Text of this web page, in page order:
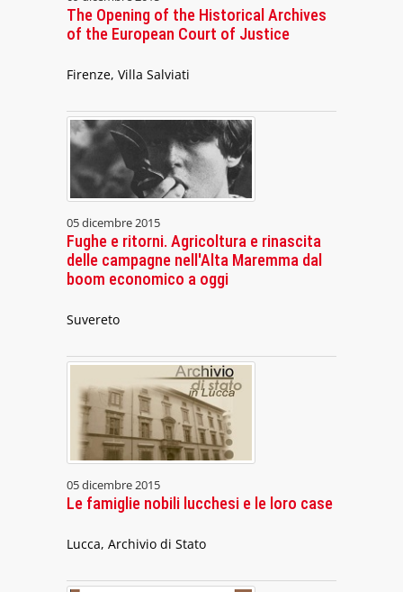
The Opening of the Historical Archives
of the European Court of Justice
Firenze, Villa Salviati
05 dicembre 2015
Fughe e ritorni. Agricoltura e rinascita
delle campagne nell'Alta Maremma dal
boom economico a oggi
Suvereto
05 dicembre 2015
Le famiglie nobili lucchesi e le loro case
Lucca, Archivio di Stato